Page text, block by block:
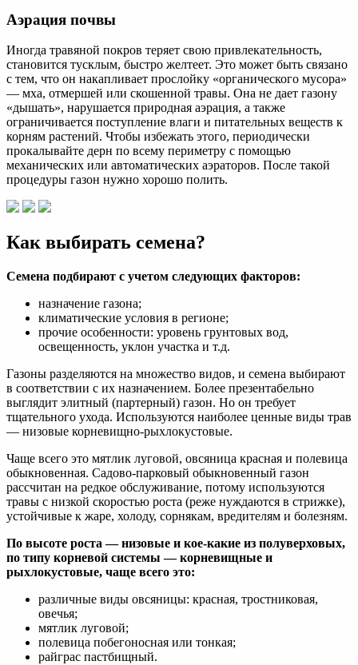
Аэрация почвы
Иногда травяной покров теряет свою привлекательность,
становится тусклым, быстро желтеет. Это может быть связано
с тем, что он накапливает прослойку «органического мусора»
— мха, отмершей или скошенной травы. Она не дает газону
«дышать», нарушается природная аэрация, а также
ограничивается поступление влаги и питательных веществ к
корням растений. Чтобы избежать этого, периодически
прокалывайте дерн по всему периметру с помощью
механических или автоматических аэраторов. После такой
процедуры газон нужно хорошо полить.
Как выбирать семена?
Семена подбирают с учетом следующих факторов:
назначение газона;
климатические условия в регионе;
прочие особенности: уровень грунтовых вод,
освещенность, уклон участка и т.д.
Газоны разделяются на множество видов, и семена выбирают
в соответствии с их назначением. Более презентабельно
выглядит элитный (партерный) газон. Но он требует
тщательного ухода. Используются наиболее ценные виды трав
— низовые корневищно-рыхлокустовые.
Чаще всего это мятлик луговой, овсяница красная и полевица
обыкновенная. Садово-парковый обыкновенный газон
рассчитан на редкое обслуживание, потому используются
травы с низкой скоростью роста (реже нуждаются в стрижке),
устойчивые к жаре, холоду, сорнякам, вредителям и болезням.
По высоте роста — низовые и кое-какие из полуверховых,
по типу корневой системы — корневищные и
рыхлокустовые, чаще всего это:
различные виды овсяницы: красная, тростниковая,
овечья;
мятлик луговой;
полевица побегоносная или тонкая;
райграс пастбищный.